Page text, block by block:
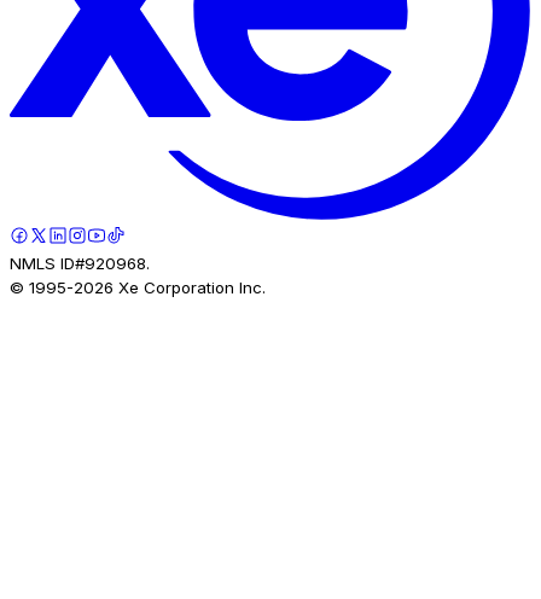
NMLS ID#920968.
© 1995-2026 Xe Corporation Inc.